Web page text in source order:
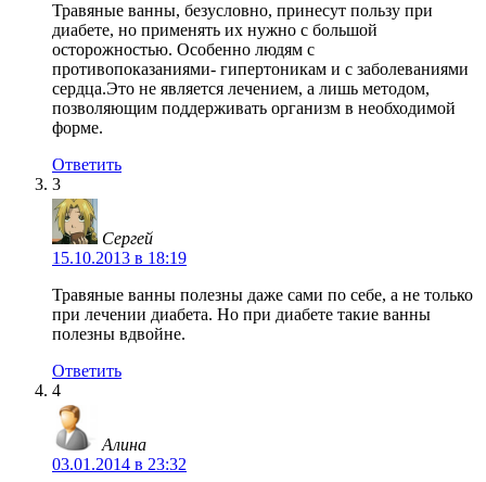
Травяные ванны, безусловно, принесут пользу при
диабете, но применять их нужно с большой
осторожностью. Особенно людям с
противопоказаниями- гипертоникам и с заболеваниями
сердца.Это не является лечением, а лишь методом,
позволяющим поддерживать организм в необходимой
форме.
Ответить
3
Сергей
15.10.2013 в 18:19
Травяные ванны полезны даже сами по себе, а не только
при лечении диабета. Но при диабете такие ванны
полезны вдвойне.
Ответить
4
Алина
03.01.2014 в 23:32